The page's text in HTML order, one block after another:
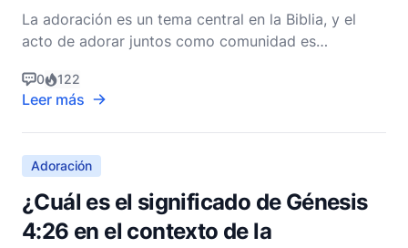
La adoración es un tema central en la Biblia, y el
acto de adorar juntos como comunidad es
Testamentos, el Antiguo y el Nuevo. Desde las
primeras reuniones de los israelitas hasta la
formación de la iglesia cristiana primitiva, la
adoración comunitaria
0 122
Leer más
Adoración
¿Cuál es el significado de Génesis
4:26 en el contexto de la